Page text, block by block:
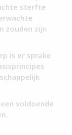
sterfte
zouden zijn
is er sprake
voldoende